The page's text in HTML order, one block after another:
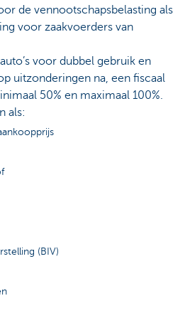
de vennootschapsbelasting als
voor zaakvoerders van
voor dubbel gebruik en
uitzonderingen na, een fiscaal
50% en maximaal 100%.
als:
(BIV)